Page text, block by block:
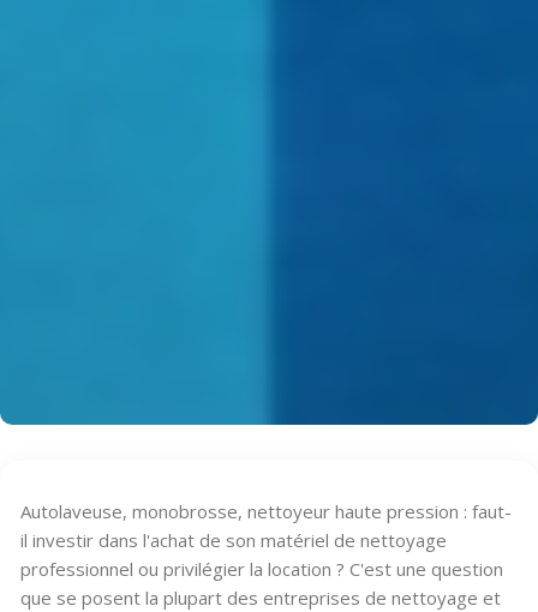
Autolaveuse, monobrosse, nettoyeur haute pression : faut-
il investir dans l'achat de son matériel de nettoyage
professionnel ou privilégier la location ? C'est une question
que se posent la plupart des entreprises de nettoyage et